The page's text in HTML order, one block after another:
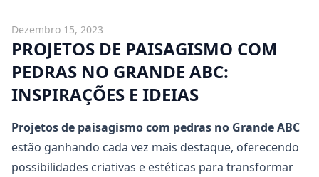
Dezembro 15, 2023
PROJETOS DE PAISAGISMO COM
PEDRAS NO GRANDE ABC:
INSPIRAÇÕES E IDEIAS
Projetos de paisagismo com pedras no Grande ABC
estão ganhando cada vez mais destaque, oferecendo
possibilidades criativas e estéticas para transformar